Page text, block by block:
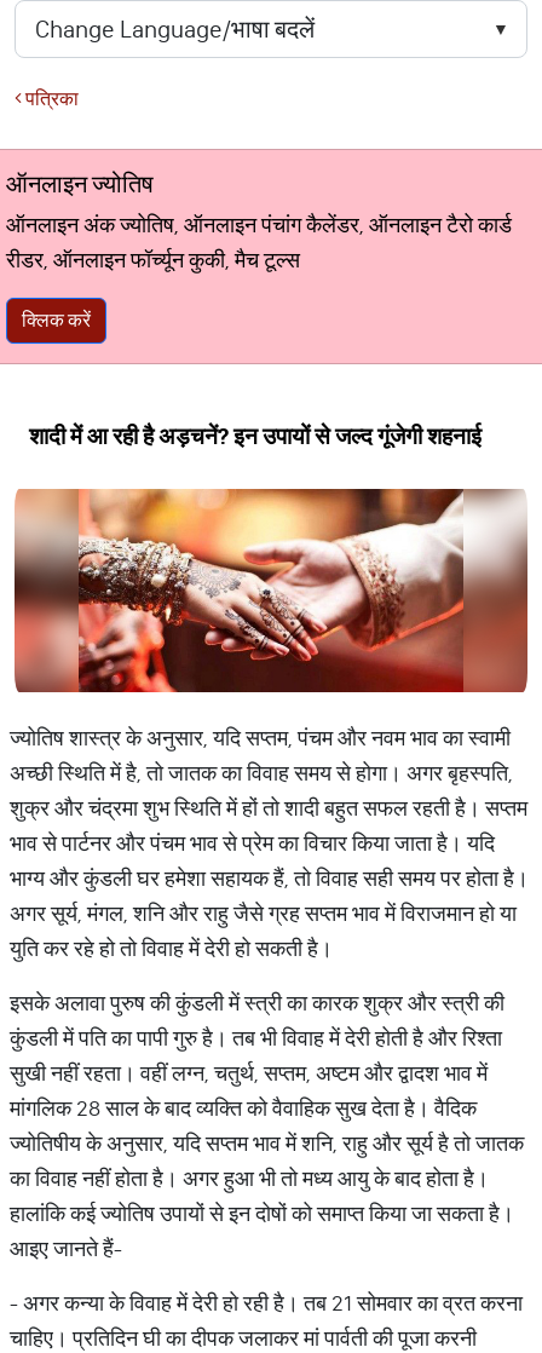
पत्रिका
ऑनलाइन ज्योतिष
ऑनलाइन अंक ज्योतिष, ऑनलाइन पंचांग कैलेंडर, ऑनलाइन टैरो कार्ड
रीडर, ऑनलाइन फॉर्च्यून कुकी, मैच टूल्स
क्लिक करें
शादी में आ रही है अड़चनें? इन उपायों से जल्द गूंजेगी शहनाई
ज्योतिष शास्त्र के अनुसार, यदि सप्तम, पंचम और नवम भाव का स्वामी
अच्छी स्थिति में है, तो जातक का विवाह समय से होगा। अगर बृहस्पति,
शुक्र और चंद्रमा शुभ स्थिति में हों तो शादी बहुत सफल रहती है। सप्तम
भाव से पार्टनर और पंचम भाव से प्रेम का विचार किया जाता है। यदि
भाग्य और कुंडली घर हमेशा सहायक हैं, तो विवाह सही समय पर होता है।
अगर सूर्य, मंगल, शनि और राहु जैसे ग्रह सप्तम भाव में विराजमान हो या
युति कर रहे हो तो विवाह में देरी हो सकती है।
इसके अलावा पुरुष की कुंडली में स्त्री का कारक शुक्र और स्त्री की
कुंडली में पति का पापी गुरु है। तब भी विवाह में देरी होती है और रिश्ता
सुखी नहीं रहता। वहीं लग्न, चतुर्थ, सप्तम, अष्टम और द्वादश भाव में
मांगलिक 28 साल के बाद व्यक्ति को वैवाहिक सुख देता है। वैदिक
ज्योतिषीय के अनुसार, यदि सप्तम भाव में शनि, राहु और सूर्य है तो जातक
का विवाह नहीं होता है। अगर हुआ भी तो मध्य आयु के बाद होता है।
हालांकि कई ज्योतिष उपायों से इन दोषों को समाप्त किया जा सकता है।
आइए जानते हैं-
- अगर कन्या के विवाह में देरी हो रही है। तब 21 सोमवार का व्रत करना
चाहिए। प्रतिदिन घी का दीपक जलाकर मां पार्वती की पूजा करनी